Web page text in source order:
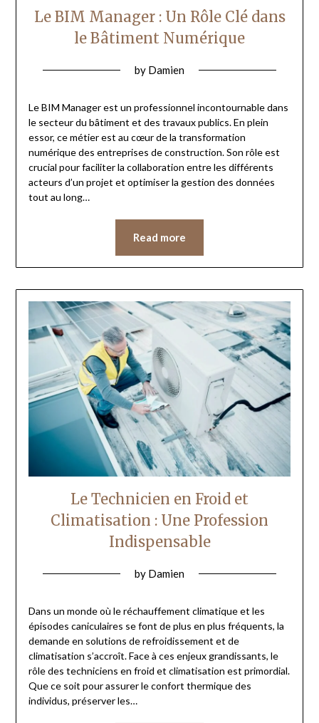
Le BIM Manager : Un Rôle Clé dans
le Bâtiment Numérique
by Damien
Le BIM Manager est un professionnel incontournable dans
le secteur du bâtiment et des travaux publics. En plein
essor, ce métier est au cœur de la transformation
numérique des entreprises de construction. Son rôle est
crucial pour faciliter la collaboration entre les différents
acteurs d’un projet et optimiser la gestion des données
tout au long…
Read more
Le Technicien en Froid et
Climatisation : Une Profession
Indispensable
by Damien
Dans un monde où le réchauffement climatique et les
épisodes caniculaires se font de plus en plus fréquents, la
demande en solutions de refroidissement et de
climatisation s’accroît. Face à ces enjeux grandissants, le
rôle des techniciens en froid et climatisation est primordial.
Que ce soit pour assurer le confort thermique des
individus, préserver les…